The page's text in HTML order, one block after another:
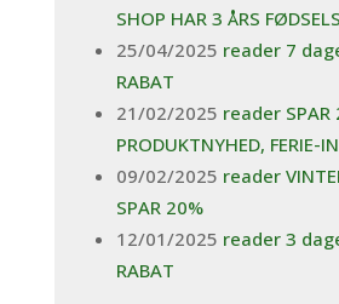
SHOP HAR 3 ÅRS
25/04/2025 reader 7
RABAT
21/02/2025 reader SPAR
PRODUKTNYHED, FERIE-
09/02/2025 reader
SPAR 20%
12/01/2025 reader 3
RABAT